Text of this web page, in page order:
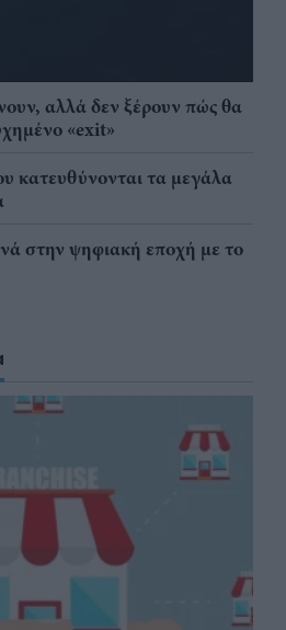
αλλά δεν ξέρουν πώς θα
«exit»
κατευθύνονται τα μεγάλα
στην ψηφιακή εποχή με το